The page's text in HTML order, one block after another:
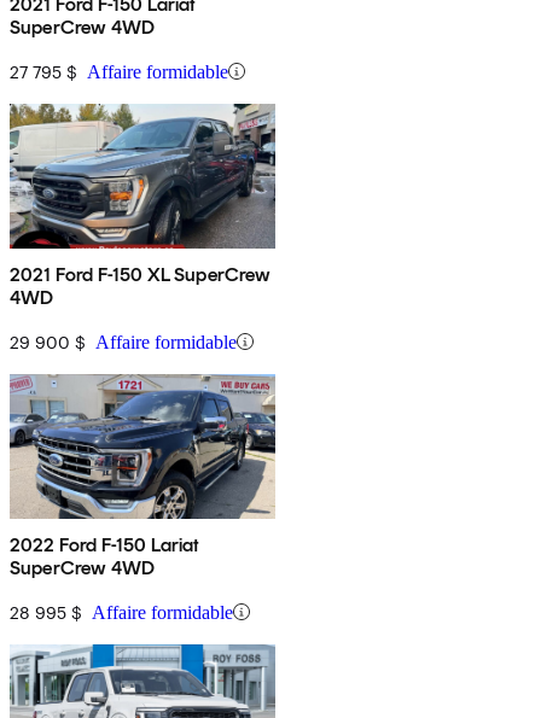
SuperCrew 4WD
27 795 $ Affaire formidable
2021 Ford F-150 XL SuperCrew
4WD
29 900 $ Affaire formidable
2022 Ford F-150 Lariat
SuperCrew 4WD
28 995 $ Affaire formidable